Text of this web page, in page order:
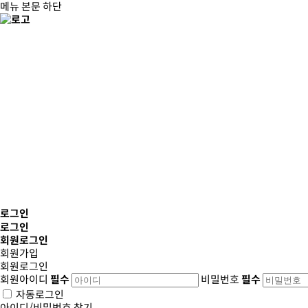
메뉴 본문 하단
로그인
로그인
회원로그인
회원가입
회원로그인
회원아이디 필수 비밀번호 필수
자동로그인